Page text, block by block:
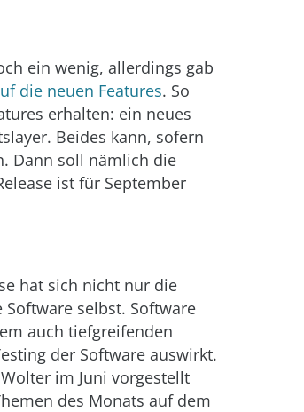
ein wenig, allerdings gab
die neuen Features. So
erhalten: ein neues
Beides kann, sofern
Dann soll nämlich die
ist für September
hat sich nicht nur die
selbst. Software
auch tiefgreifenden
der Software auswirkt.
im Juni vorgestellt
des Monats auf dem